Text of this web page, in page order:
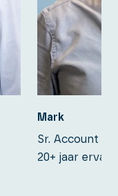
Mark
Sr. Account
20+ jaar